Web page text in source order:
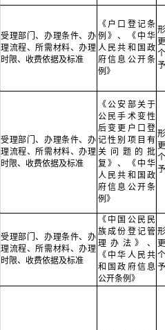
受理部门、办理条件、办
理流程、所需材料、办理
时限、收费依据及标准
《户口登记条
例》、《中华
人民共和国政
府信息公开条
例》
受理部门、办理条件、办
理流程、所需材料、办理
时限、收费依据及标准
《公安部关于
公民手术变性
后变更户口登
记性别项目有
关问题的批
复》、《中华
人民共和国政
府信息公开条
例》
受理部门、办理条件、办
理流程、所需材料、办理
时限、收费依据及标准
《中国公民民
族成份登记管
理办法》、
《中华人民共
和国政府信息
公开条例》